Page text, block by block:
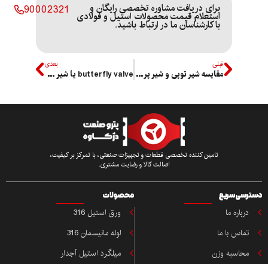
برای دریافت مشاوره تخصصی رایگان و
استعلام قیمت محصولات استیل و فولادی
با کارشناسان ما در ارتباط باشید.
90002321
مقایسه شیر توپی و شیر پروانه ای butterfly valve یا شیر پروانه ای چطور کار میکند؟
تامین کننده تخصصی قطعات و تجهیزات صنعتی، با تمرکز بر کیفیت،
اصالت کالا و رضایت مشتری.
سریع
ما
با ما
وزن
محصولات
ورق استیل 316
لوله مانیسمان 316
میلگرد استیل آجدار